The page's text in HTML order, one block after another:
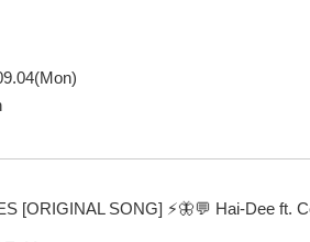
[ORIGINAL SONG] ⚡️🦋💬 Hai-Dee ft.